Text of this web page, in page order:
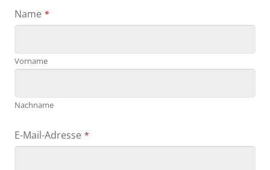
Name *
Vorname
Nachname
E-Mail-Adresse *